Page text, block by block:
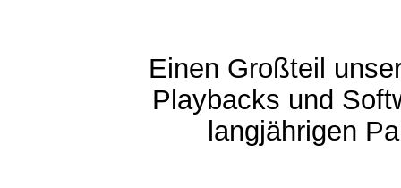
Einen Großteil
Playbacks und
langjährigen